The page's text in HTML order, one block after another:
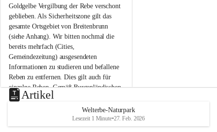
n
b
r
u
n
n
a
m
N
e
u
s
d
Goldgelbe Vergilbung der Rebe verschont
geblieben. Als Sicherheitszone gilt das
gesamte Ortsgebiet von Breitenbrunn
(siehe Anhang). Wir bitten nochmal die
bereits mehrfach (Cities,
Gemeindezeitung) ausgesendeten
Informationen zu studieren und befallene
Reben zu entfernen. Dies gilt auch für
einzelne Reben. Gemäß Burgenländischen
Weinbaugesetz sind nicht gepflegte oder
unzulässige Weingärten zu roden! Bitte
helfen wir zusammen um unsere Winzer
vor den prognostizierten Ernteausfällen
u
e
d
Artikel
Welterbe-Naturpark
Lesezeit 1 Minute•27. Feb. 2026